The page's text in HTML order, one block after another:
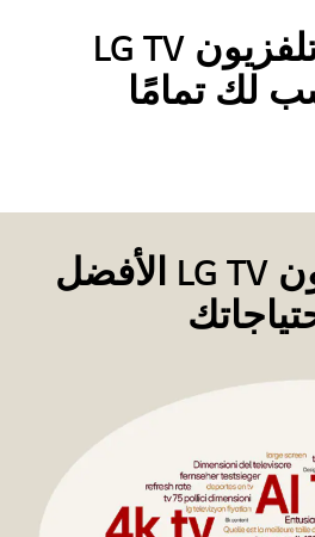
اكتشف تلفزيون LG TV
لك تمامًا
اختر تلفزيون LG TV الأفضل